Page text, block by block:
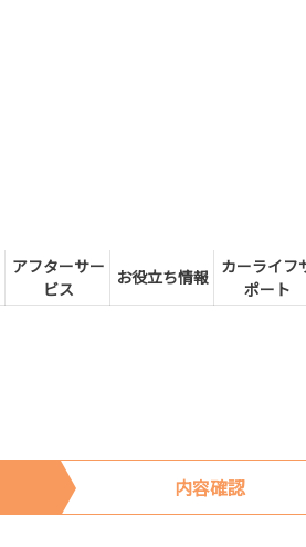
アフターサー
ビス
お役立ち情報 カーライフ
ポート
内容確認